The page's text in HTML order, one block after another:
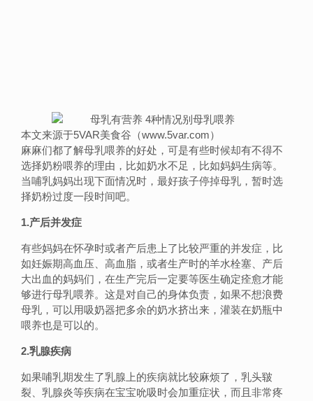
本文来源于5VAR美食谷（www.5var.com）
麻麻们都了解母乳喂养的好处，可是有些时候却有不得不
选择奶粉喂养的理由，比如奶水不足，比如妈妈生病等。
当哺乳妈妈出现下面情况时，最好孩子停掉母乳，暂时选
择奶粉过度一段时间吧。
1.产后并发症
有些妈妈在怀孕时或者产后患上了比较严重的并发症，比
如妊娠期高血压、高血脂，或者生产时的羊水栓塞、产后
大出血的妈妈们，在生产完后一定要等医生确定痊愈才能
够进行母乳喂养。这是对自己的身体负责，如果不想浪费
母乳，可以用吸奶器把多余的奶水挤出来，灌装在奶瓶中
喂养也是可以的。
2.乳腺疾病
如果哺乳期发生了乳腺上的疾病就比较麻烦了，乳头皲
裂、乳腺炎等疾病在宝宝吮吸时会加重症状，而且非常疼